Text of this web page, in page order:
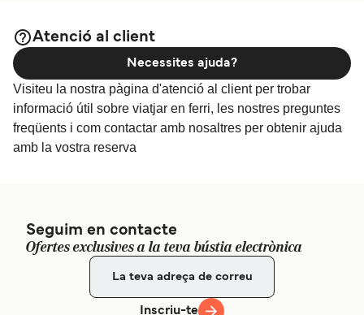
Atenció al client
Visiteu la nostra pàgina d'atenció al client per trobar
informació útil sobre viatjar en ferri, les nostres preguntes
freqüents i com contactar amb nosaltres per obtenir ajuda
amb la vostra reserva
Necessites ajuda?
Seguim en contacte
Ofertes exclusives a la teva bústia electrònica
Inscriu-te